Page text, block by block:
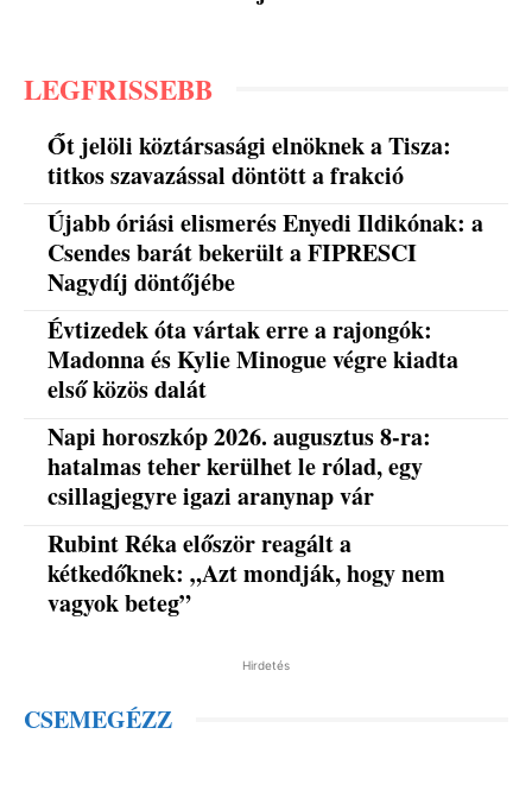
LEGFRISSEBB
Őt jelöli köztársasági elnöknek a Tisza:
titkos szavazással döntött a frakció
Újabb óriási elismerés Enyedi Ildikónak: a
Csendes barát bekerült a FIPRESCI
Nagydíj döntőjébe
Évtizedek óta vártak erre a rajongók:
Madonna és Kylie Minogue végre kiadta
első közös dalát
Napi horoszkóp 2026. augusztus 8-ra:
hatalmas teher kerülhet le rólad, egy
csillagjegyre igazi aranynap vár
Rubint Réka először reagált a
kétkedőknek: „Azt mondják, hogy nem
vagyok beteg”
Hirdetés
CSEMEGÉZZ